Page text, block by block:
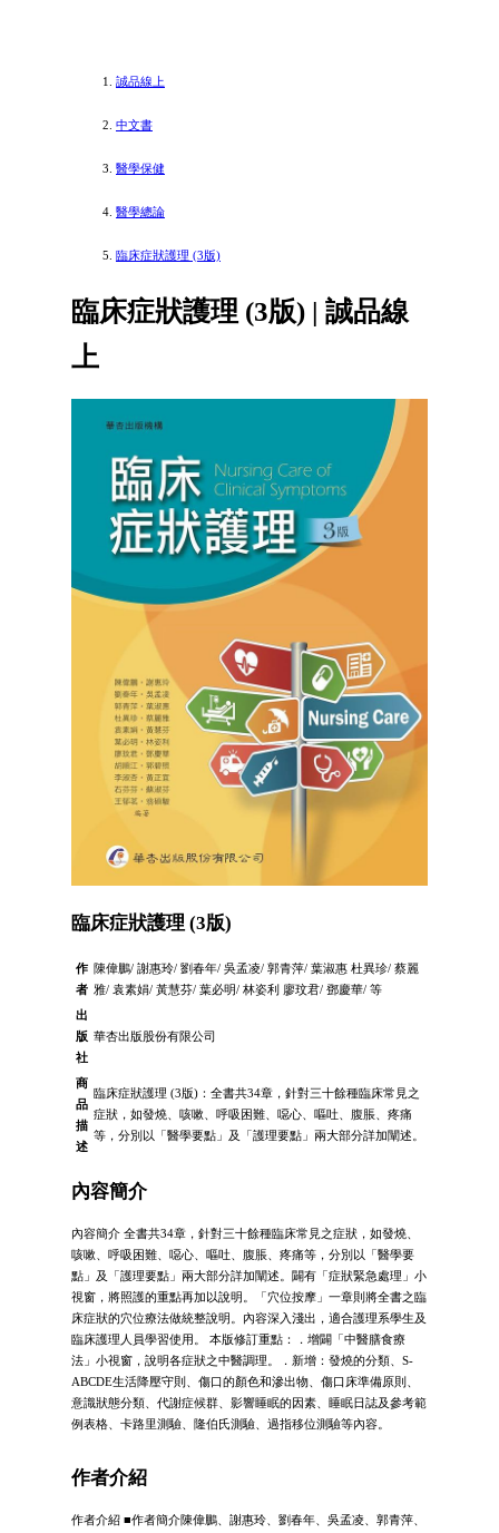
誠品線上
中文書
醫學保健
醫學總論
臨床症狀護理 (3版)
臨床症狀護理 (3版) | 誠品線
上
臨床症狀護理 (3版)
作
者
陳偉鵬/ 謝惠玲/ 劉春年/ 吳孟凌/ 郭青萍/ 葉淑惠 杜異珍/ 蔡麗
雅/ 袁素娟/ 黃慧芬/ 葉必明/ 林姿利 廖玟君/ 鄧慶華/ 等
出
版
社
華杏出版股份有限公司
商
品
描
述
臨床症狀護理 (3版)：全書共34章，針對三十餘種臨床常見之
症狀，如發燒、咳嗽、呼吸困難、噁心、嘔吐、腹脹、疼痛
等，分別以「醫學要點」及「護理要點」兩大部分詳加闡述。
內容簡介
內容簡介 全書共34章，針對三十餘種臨床常見之症狀，如發燒、
咳嗽、呼吸困難、噁心、嘔吐、腹脹、疼痛等，分別以「醫學要
點」及「護理要點」兩大部分詳加闡述。闢有「症狀緊急處理」小
視窗，將照護的重點再加以說明。「穴位按摩」一章則將全書之臨
床症狀的穴位療法做統整說明。內容深入淺出，適合護理系學生及
臨床護理人員學習使用。 本版修訂重點：．增闢「中醫膳食療
法」小視窗，說明各症狀之中醫調理。．新增：發燒的分類、S-
ABCDE生活降壓守則、傷口的顏色和滲出物、傷口床準備原則、
意識狀態分類、代謝症候群、影響睡眠的因素、睡眠日誌及參考範
例表格、卡路里測驗、隆伯氏測驗、過指移位測驗等內容。
作者介紹
作者介紹 ■作者簡介陳偉鵬、謝惠玲、劉春年、吳孟凌、郭青萍、